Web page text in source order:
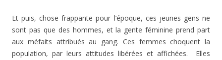
Et puis, chose frappante pour l’époque, ces jeunes gens ne
sont pas que des hommes, et la gente féminine prend part
aux méfaits attribués au gang. Ces femmes choquent la
population, par leurs attitudes libérées et affichées. Elles